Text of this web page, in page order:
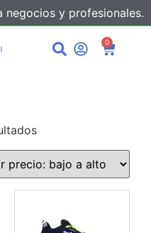
negocios y profesionales.
0